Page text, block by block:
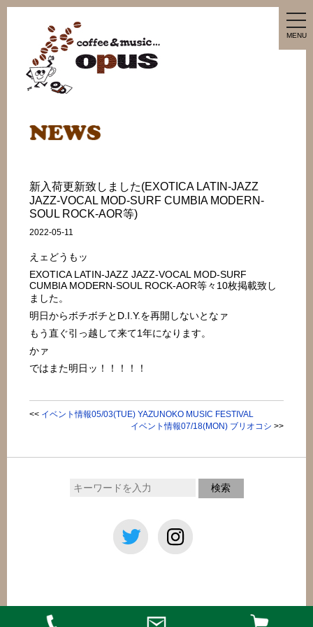
MENU
新入荷更新致しました(EXOTICA LATIN-JAZZ
JAZZ-VOCAL MOD-SURF CUMBIA MODERN-
SOUL ROCK-AOR等)
2022-05-11
えェどうもッ
EXOTICA LATIN-JAZZ JAZZ-VOCAL MOD-SURF
CUMBIA MODERN-SOUL ROCK-AOR等々10枚掲載致し
ました。
明日からボチボチとD.I.Y.を再開しないとなァ
もう直ぐ引っ越して来て1年になります。
かァ
ではまた明日ッ！！！！！
<< イベント情報05/03(TUE) YAZUNOKO MUSIC FESTIVAL
イベント情報07/18(MON) ブリオコシ >>